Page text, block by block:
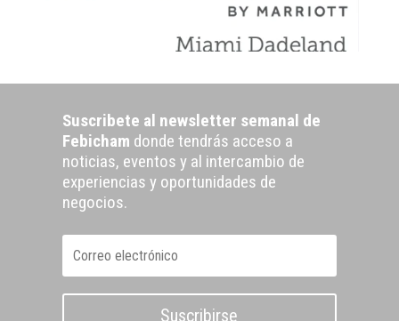
Suscribete al newsletter semanal de
Febicham donde tendrás acceso a
noticias, eventos y al intercambio de
experiencias y oportunidades de
negocios.
Suscribirse